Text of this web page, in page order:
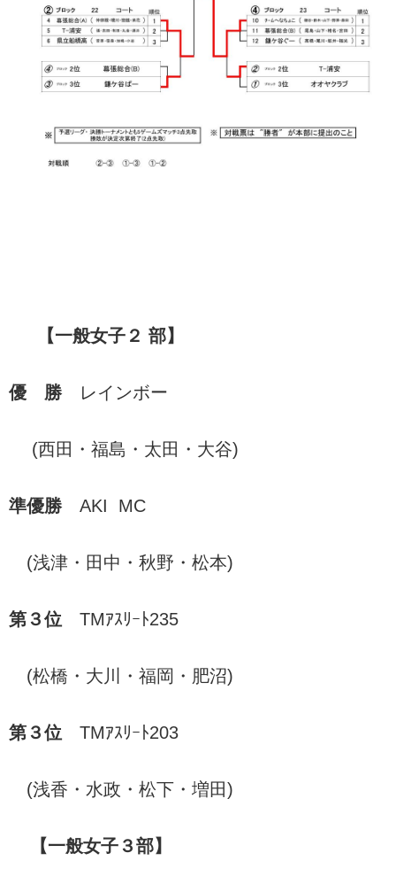
【一般女子２ 部】
優 勝レインボー
(西田・福島・太田・大谷)
準優勝AKI MC
(浅津・田中・秋野・松本)
第３位 TMｱｽﾘｰﾄ235
(松橋・大川・福岡・肥沼)
第３位 TMｱｽﾘｰﾄ203
(浅香・水政・松下・増田)
【一般女子３部】